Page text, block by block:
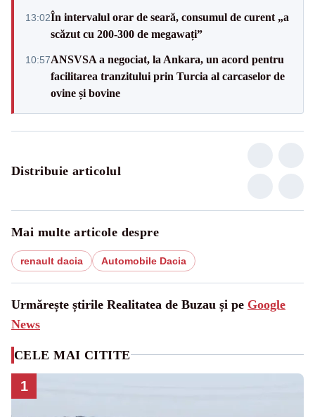
13:02În intervalul orar de seară, consumul de curent „a
scăzut cu 200-300 de megawați”
10:57ANSVSA a negociat, la Ankara, un acord pentru
facilitarea tranzitului prin Turcia al carcaselor de
ovine și bovine
Distribuie articolul
Mai multe articole despre
renault dacia Automobile Dacia
Urmărește știrile Realitatea de Buzau și pe Google
News
CELE MAI CITITE
1